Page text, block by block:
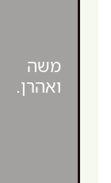
משה
ואהרן.